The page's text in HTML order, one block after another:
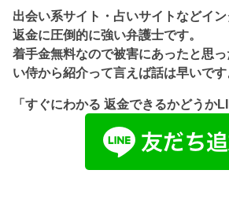
出会い系サイト・占いサイトなどイ
返金に圧倒的に強い弁護士です。
着手金無料なので被害にあったと思
い侍から紹介って言えば話は早いです
「すぐにわかる 返金できるかどうか